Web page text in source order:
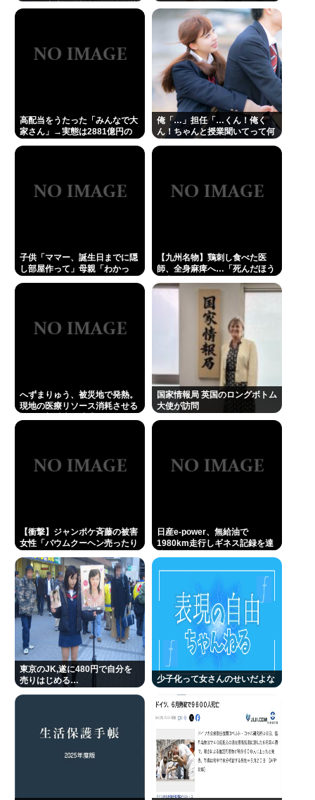
Powered by livedoor 相互RSS
高配当をうたった「みんなで大
家さん」→実態は2881億円の
俺「…」担任「…くん！俺く
ん！ちゃんと授業聞いてって何
子供「ママー、誕生日までに隠
し部屋作って」母親「わかっ
【九州名物】鶏刺し食べた医
師、全身麻痺へ…「死んだほう
へずまりゅう、被災地で発熱。
現地の医療リソース消耗させる
国家情報局 英国のロングボトム
大使が訪問
【衝撃】ジャンポケ斉藤の被害
女性「バウムクーヘン売ったり
から示談しなかった」←コレっ
てさ…
日産e-power、無給油で
1980km走行しギネス記録を達
東京のJK,遂に480円で自分を
売りはじめる…
少子化って女さんのせいだよな